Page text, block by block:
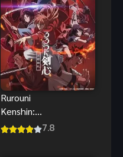
Rurouni
Kenshin:
Meiji
7.8